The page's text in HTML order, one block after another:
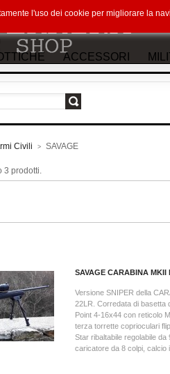
ACCESSORI
Civili > SAVAGE
3 prodotti.
SAVAGE CARABINA MKII
Versione SNIPER della
22LR. Corredata di basetta
Point 4-16x44 con reticolo
terza torrette coprioculari
Star ribaltabile regolabile
caricatore da 8 colpi, calcio
l'uso dei cookie per migliorare la